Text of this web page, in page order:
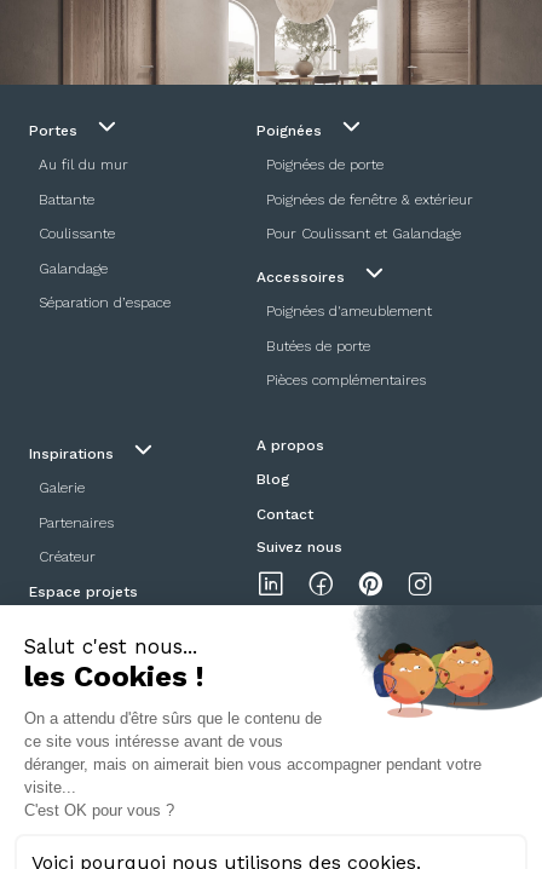
Portes
Au fil du mur
Battante
Coulissante
Galandage
Séparation d’espace
Poignées
Poignées de porte
Poignées de fenêtre & extérieur
Pour Coulissant et Galandage
Accessoires
Poignées d'ameublement
Butées de porte
Pièces complémentaires
Inspirations
Galerie
Partenaires
Créateur
Espace projets
A propos
Blog
Contact
Suivez nous
Mentions légalesPolitique de confidentialitéCGV